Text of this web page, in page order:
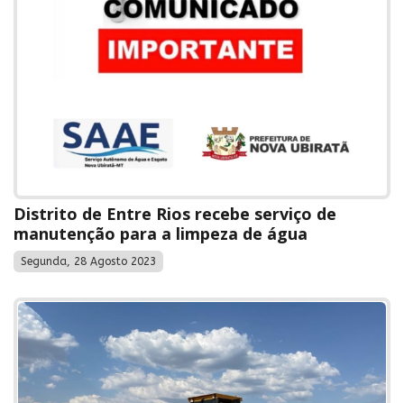
Distrito de Entre Rios recebe serviço de
manutenção para a limpeza de água
Segunda, 28 Agosto 2023